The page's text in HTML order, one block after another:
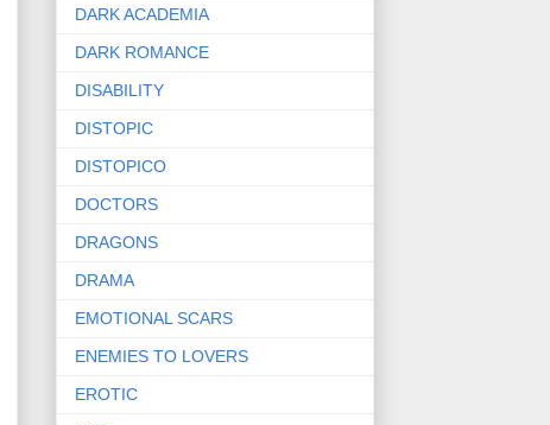
DARK ACADEMIA
DARK ROMANCE
DISABILITY
DISTOPIC
DISTOPICO
DOCTORS
DRAGONS
DRAMA
EMOTIONAL SCARS
ENEMIES TO LOVERS
EROTIC